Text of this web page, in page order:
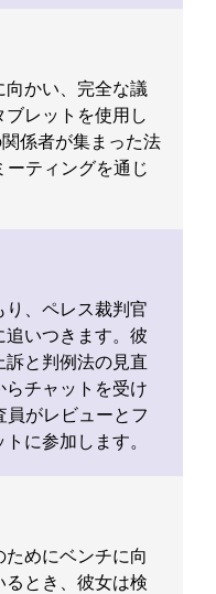
かい、完全な議
レットを使用し
係者が集まった法
ーティングを通じ
、ペレス裁判官
いつきます。彼
と判例法の見直
らチャットを受け
がレビューとフ
に参加します。
めにベンチに向
とき、彼女は検